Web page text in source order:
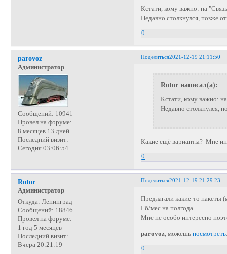
Кстати, кому важно: на
Недавно столкнулся, позже
0
Поделиться2021-12-19 21:11:50
parovoz
Администратор
Сообщений: 10941
Провел на форуме:
8 месяцев 13 дней
Последний визит:
Сегодня 03:06:54
Rotor написал(а):
Кстати, кому важно:
Недавно столкнулся,
Какие ещё варианты? Мне
0
Поделиться2021-12-19 21:29:23
Rotor
Администратор
Откуда: Ленинград
Сообщений: 18846
Провел на форуме:
1 год 5 месяцев
Последний визит:
Вчера 20:21:19
Предлагали какие-то пакеты
Гб/мес на полгода.
Мне не особо интересно
parovoz, можешьпосмотреть
0